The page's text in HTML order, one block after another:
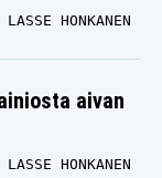
–
oli raju
LASSE HONKANEN
aivan
LASSE HONKANEN